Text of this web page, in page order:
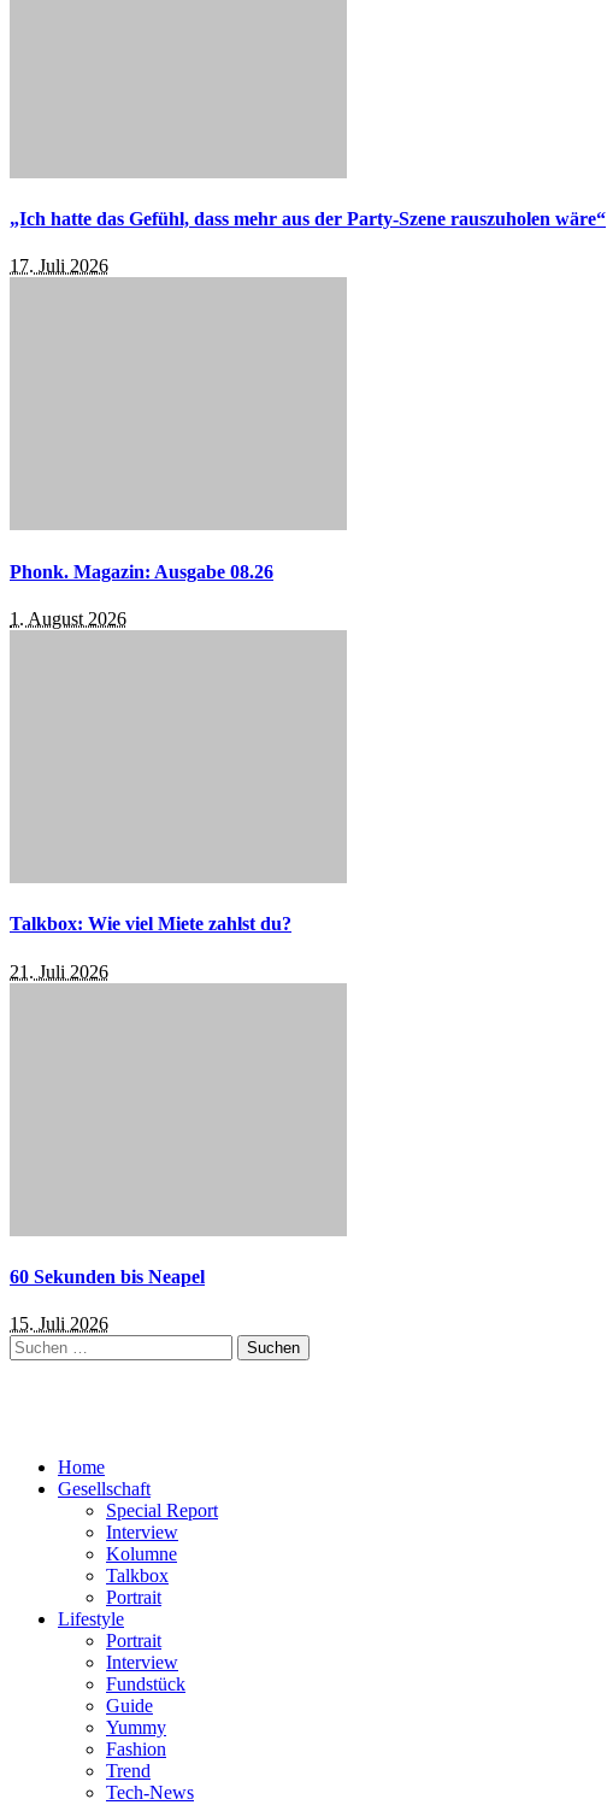
„Ich hatte das Gefühl, dass mehr aus der Party-Szene rauszuholen wäre“
17. Juli 2026
Phonk. Magazin: Ausgabe 08.26
1. August 2026
Talkbox: Wie viel Miete zahlst du?
21. Juli 2026
60 Sekunden bis Neapel
15. Juli 2026
Suchen
nach:
Home
Gesellschaft
Special Report
Interview
Kolumne
Talkbox
Portrait
Lifestyle
Portrait
Interview
Fundstück
Guide
Yummy
Fashion
Trend
Tech-News